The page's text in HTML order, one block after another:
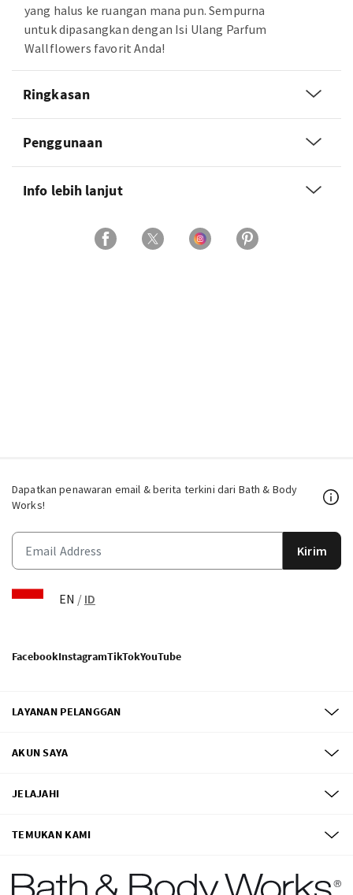
yang halus ke ruangan mana pun. Sempurna
untuk dipasangkan dengan Isi Ulang Parfum
Wallflowers favorit Anda!
Ringkasan
Penggunaan
Info lebih lanjut
Dapatkan penawaran email & berita terkini dari Bath & Body
Works!
Kirim
EN / ID
FacebookInstagramTikTokYouTube
LAYANAN PELANGGAN
AKUN SAYA
JELAJAHI
TEMUKAN KAMI